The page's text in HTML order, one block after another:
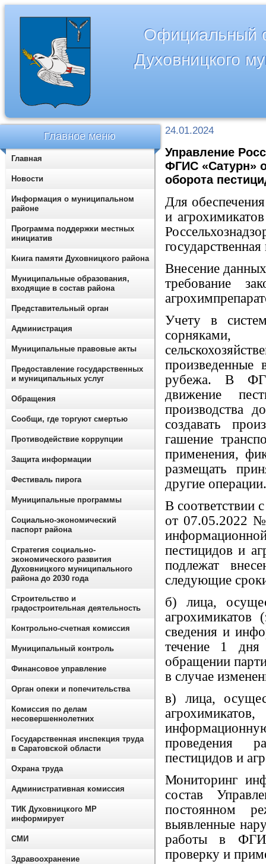
Официальный
Духовницкого
24.01.2024
Управление
ФГИС «Сатурн»
оборота
Для
и
Внесение
требование
Учету в
произведенные
рубежа. В
движение
производства
создавать
гашение
применения,
размещать
другие операции.
В соответствии
от 07.05.2022
пестицидов и
подлежат
следующие
б) лица,
агрохимикатов
сведения и
течение 1
обращении
в случае
в) лица,
проведения
пестицидов и
Мониторинг
состав
постоянном
выявленные
работы в
проверку и
Главное меню
Главная
Новости
Информация о муниципальном
районе
Программа поддержки местных
инициатив
Книга памяти Духовницкого района
Муниципальные образования,
входящие в состав района
Представительный орган
Администрация
Муниципальные правовые акты
Предоставление государственных
и муниципальных услуг
Обращения
Сообщи, где торгуют смертью
Противодействие коррупции
Защита информации
Фестиваль пирога
Муниципальные программы
Социально-экономический
паспорт района
Стратегия социально-
экономического развития
Духовницкого муниципального
района до 2030 года
Строительство и
градостроительная деятельность
Контрольно-счетная комиссия
Муниципальный контроль
Финансовое управление
Орган опеки и попечительства
Комиссия по делам
несовершеннолетних
Государственная инспекция труда
в Саратовской области
Охрана труда
Административная комиссия
ТИК Духовницкого МР
информирует
СМИ
Здравоохранение